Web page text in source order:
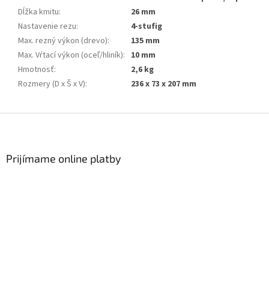
Dĺžka kmitu:
26 mm
Nastavenie rezu:
4-stufig
Max. rezný výkon (drevo):
135 mm
Max. Vŕtací výkon (oceľ/hliník): 10 mm
Hmotnosť:
2,6 kg
Rozmery (D x Š x V): 236 x 73 x 207 mm
Prijímame online platby